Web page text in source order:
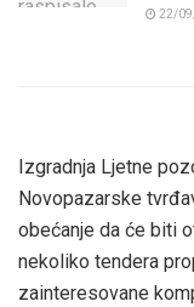
22/
Izgradnja Ljetne
Novopazarske
obećanje da će biti
nekoliko tendera
zainteresovane